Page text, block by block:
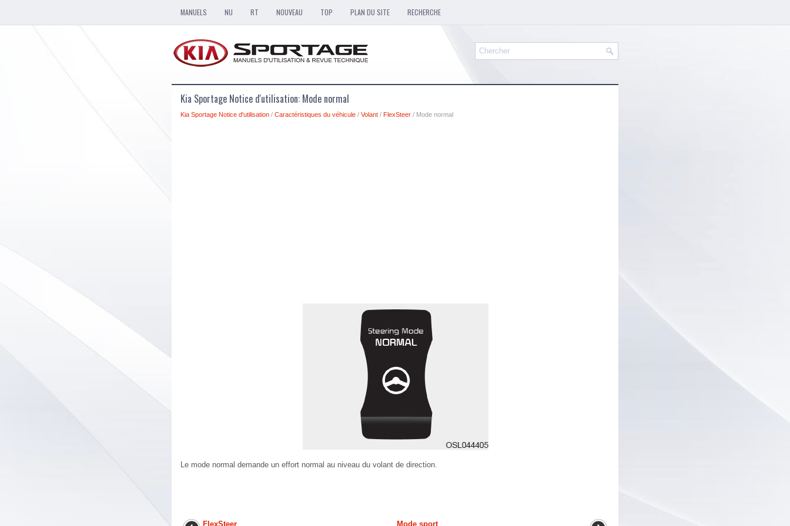
MANUELS NU RT NOUVEAU TOP PLAN DU SITE RECHERCHE
Kia Sportage Notice d'utilisation: Mode normal
Kia Sportage Notice d'utilisation / Caractéristiques du véhicule / Volant / FlexSteer / Mode normal
Le mode normal demande un effort normal au niveau du volant de direction.
FlexSteer Mode sport